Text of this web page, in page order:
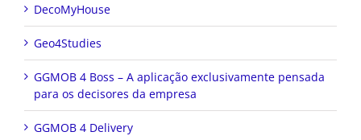
DecoMyHouse
Geo4Studies
GGMOB 4 Boss – A aplicação exclusivamente pensada
para os decisores da empresa
GGMOB 4 Delivery